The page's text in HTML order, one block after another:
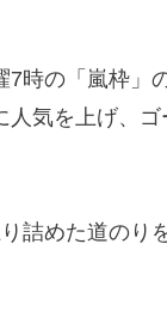
時の「嵐枠」
気を上げ、
詰めた道のり